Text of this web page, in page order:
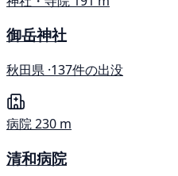
御岳神社
秋田県 ·137件の出没
病院230 m
清和病院